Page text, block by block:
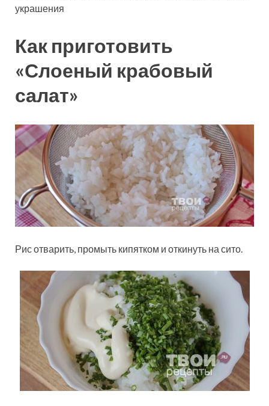
украшения
Как приготовить
«Слоеный крабовый
салат»
Рис отварить, промыть кипятком и откинуть на сито.